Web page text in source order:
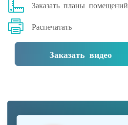
Заказать планы помещений
Распечатать
Заказать видео